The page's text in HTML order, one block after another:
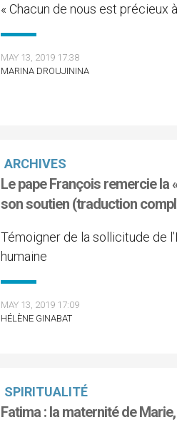
« Chacun de nous est précieux
MAY 13, 2019 17:38
MARINA DROUJININA
ARCHIVES
Le pape François remercie la
son soutien (traduction
Témoigner de la sollicitude de
humaine
MAY 13, 2019 17:09
HÉLÈNE GINABAT
SPIRITUALITÉ
Fatima : la maternité de